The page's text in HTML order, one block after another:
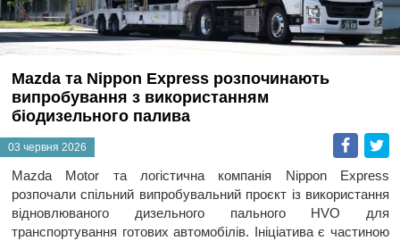
Mazda та Nippon Express розпочинають
випробування з використанням
біодизельного палива
03 червня 2026
Mazda Motor та логістична компанія Nippon Express
розпочали спільний випробувальний проєкт із використання
відновлюваного дизельного пального HVO для
транспортування готових автомобілів. Ініціатива є частиною